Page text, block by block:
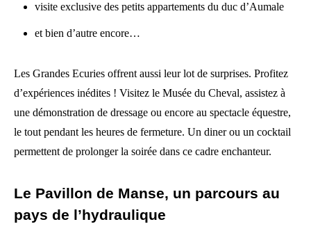
visite exclusive des petits appartements du duc d’Aumale
et bien d’autre encore…
Les Grandes Ecuries offrent aussi leur lot de surprises. Profitez
d’expériences inédites ! Visitez le Musée du Cheval, assistez à
une démonstration de dressage ou encore au spectacle équestre,
le tout pendant les heures de fermeture. Un diner ou un cocktail
permettent de prolonger la soirée dans ce cadre enchanteur.
Le Pavillon de Manse, un parcours au
pays de l’hydraulique